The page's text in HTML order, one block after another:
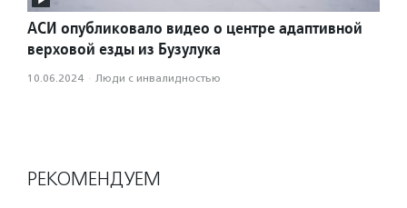
АСИ опубликовало видео о центре адаптивной
верховой езды из Бузулука
10.06.2024 · Люди с инвалидностью
РЕКОМЕНДУЕМ